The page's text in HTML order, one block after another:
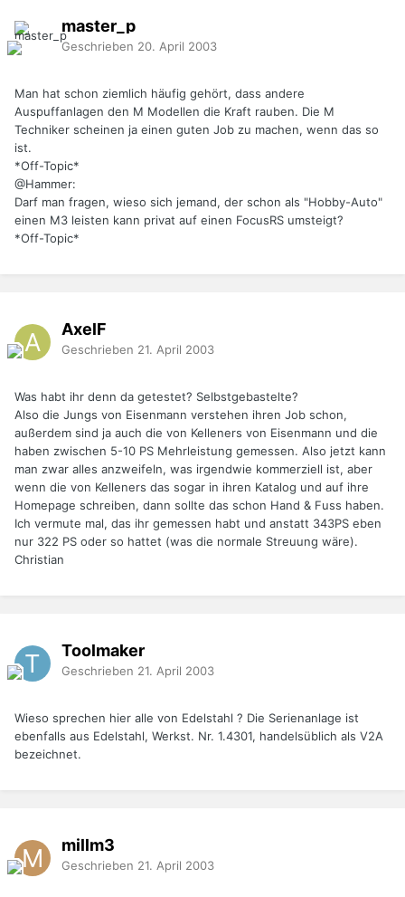
master_p
Geschrieben 20. April 2003
Man hat schon ziemlich häufig gehört, dass andere
Auspuffanlagen den M Modellen die Kraft rauben. Die M
Techniker scheinen ja einen guten Job zu machen, wenn das so
ist.
*Off-Topic*
@Hammer:
Darf man fragen, wieso sich jemand, der schon als "Hobby-Auto"
einen M3 leisten kann privat auf einen FocusRS umsteigt?
*Off-Topic*
AxelF
Geschrieben 21. April 2003
Was habt ihr denn da getestet? Selbstgebastelte?
Also die Jungs von Eisenmann verstehen ihren Job schon,
außerdem sind ja auch die von Kelleners von Eisenmann und die
haben zwischen 5-10 PS Mehrleistung gemessen. Also jetzt kann
man zwar alles anzweifeln, was irgendwie kommerziell ist, aber
wenn die von Kelleners das sogar in ihren Katalog und auf ihre
Homepage schreiben, dann sollte das schon Hand & Fuss haben.
Ich vermute mal, das ihr gemessen habt und anstatt 343PS eben
nur 322 PS oder so hattet (was die normale Streuung wäre).
Christian
Toolmaker
Geschrieben 21. April 2003
Wieso sprechen hier alle von Edelstahl ? Die Serienanlage ist
ebenfalls aus Edelstahl, Werkst. Nr. 1.4301, handelsüblich als V2A
bezeichnet.
millm3
Geschrieben 21. April 2003